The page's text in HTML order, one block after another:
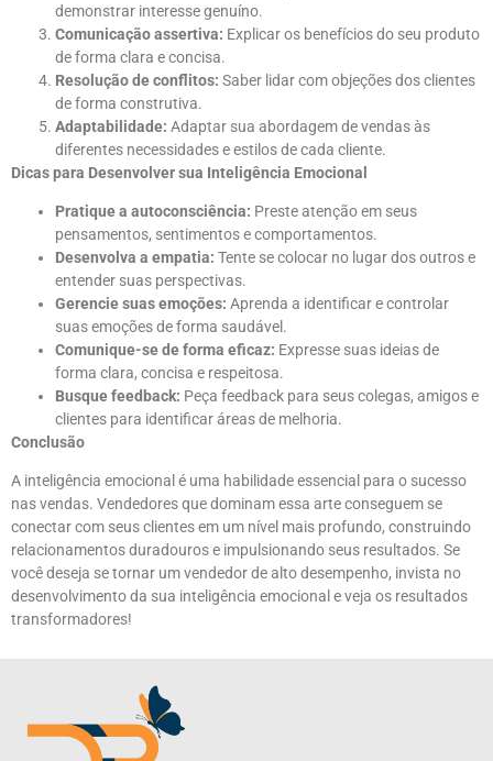
demonstrar interesse genuíno.
Comunicação assertiva: Explicar os benefícios do seu produto
de forma clara e concisa.
Resolução de conflitos: Saber lidar com objeções dos clientes
de forma construtiva.
Adaptabilidade: Adaptar sua abordagem de vendas às
diferentes necessidades e estilos de cada cliente.
Dicas para Desenvolver sua Inteligência Emocional
Pratique a autoconsciência: Preste atenção em seus
pensamentos, sentimentos e comportamentos.
Desenvolva a empatia: Tente se colocar no lugar dos outros e
entender suas perspectivas.
Gerencie suas emoções: Aprenda a identificar e controlar
suas emoções de forma saudável.
Comunique-se de forma eficaz: Expresse suas ideias de
forma clara, concisa e respeitosa.
Busque feedback: Peça feedback para seus colegas, amigos e
clientes para identificar áreas de melhoria.
Conclusão
A inteligência emocional é uma habilidade essencial para o sucesso
nas vendas. Vendedores que dominam essa arte conseguem se
conectar com seus clientes em um nível mais profundo, construindo
relacionamentos duradouros e impulsionando seus resultados. Se
você deseja se tornar um vendedor de alto desempenho, invista no
desenvolvimento da sua inteligência emocional e veja os resultados
transformadores!